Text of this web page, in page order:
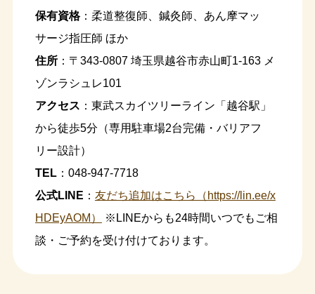
保有資格：柔道整復師、鍼灸師、あん摩マッ
サージ指圧師 ほか
住所：〒343-0807 埼玉県越谷市赤山町1-163 メ
ゾンラシュレ101
アクセス ：東武スカイツリーライン「越谷駅」
から徒歩5分（専用駐車場2台完備・バリアフ
リー設計）
TEL：048-947-7718
公式LINE ： 友だち追加はこちら（https://lin.ee/x
HDEyAOM）
※LINEからも24時間いつでもご相
談・ご予約を受け付けております。